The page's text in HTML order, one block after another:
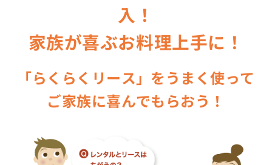
入！
家族が喜ぶお料理上手に！
「らくらくリース」をうまく使って
ご家族に喜んでもらおう！